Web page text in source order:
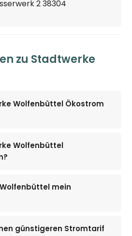
2 38304
zu Stadtwerke
Wolfenbüttel Ökostrom
Wolfenbüttel
mein
günstigeren Stromtarif